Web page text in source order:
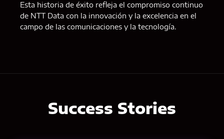
Esta historia de éxito refleja el compromiso continuo
de NTT Data con la innovación y la excelencia en el
campo de las comunicaciones y la tecnología.
Success Stories